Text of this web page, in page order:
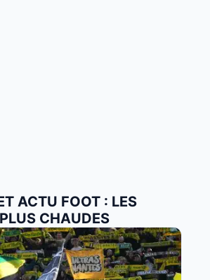
ACTU FOOT : LES
CHAUDES